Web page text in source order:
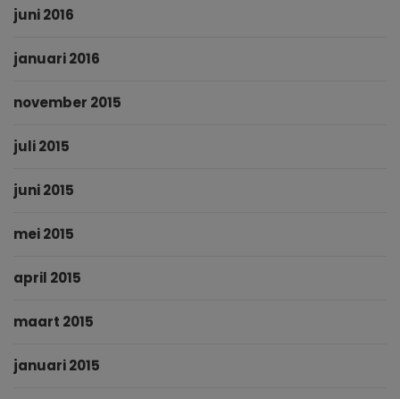
juni 2016
januari 2016
november 2015
juli 2015
juni 2015
mei 2015
april 2015
maart 2015
januari 2015